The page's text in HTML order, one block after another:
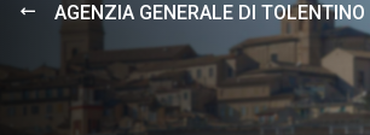
AGENZIA GENERALE DI TOLENTINO